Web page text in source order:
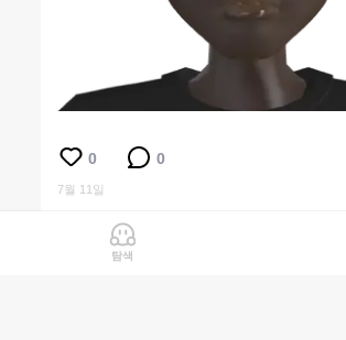
탐색
0 0
7월 11일